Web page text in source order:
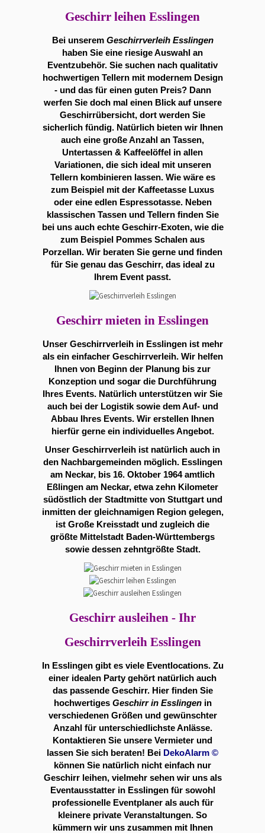
Geschirr leihen Esslingen
Bei unserem Geschirrverleih Esslingen
haben Sie eine riesige Auswahl an
Eventzubehör. Sie suchen nach qualitativ
hochwertigen Tellern mit modernem Design
- und das für einen guten Preis? Dann
werfen Sie doch mal einen Blick auf unsere
Geschirrübersicht, dort werden Sie
sicherlich fündig. Natürlich bieten wir Ihnen
auch eine große Anzahl an Tassen,
Untertassen & Kaffeelöffel in allen
Variationen, die sich ideal mit unseren
Tellern kombinieren lassen. Wie wäre es
zum Beispiel mit der Kaffeetasse Luxus
oder eine edlen Espressotasse. Neben
klassischen Tassen und Tellern finden Sie
bei uns auch echte Geschirr-Exoten, wie die
zum Beispiel Pommes Schalen aus
Porzellan. Wir beraten Sie gerne und finden
für Sie genau das Geschirr, das ideal zu
Ihrem Event passt.
Geschirr mieten in Esslingen
Unser Geschirrverleih in Esslingen ist mehr
als ein einfacher Geschirrverleih. Wir helfen
Ihnen von Beginn der Planung bis zur
Konzeption und sogar die Durchführung
Ihres Events. Natürlich unterstützen wir Sie
auch bei der Logistik sowie dem Auf- und
Abbau Ihres Events. Wir erstellen Ihnen
hierfür gerne ein individuelles Angebot.
Unser Geschirrverleih ist natürlich auch in
den Nachbargemeinden möglich. Esslingen
am Neckar, bis 16. Oktober 1964 amtlich
Eßlingen am Neckar, etwa zehn Kilometer
südöstlich der Stadtmitte von Stuttgart und
inmitten der gleichnamigen Region gelegen,
ist Große Kreisstadt und zugleich die
größte Mittelstadt Baden-Württembergs
sowie dessen zehntgrößte Stadt.
Geschirr ausleihen - Ihr
Geschirrverleih Esslingen
In Esslingen gibt es viele Eventlocations. Zu
einer idealen Party gehört natürlich auch
das passende Geschirr. Hier finden Sie
hochwertiges Geschirr in Esslingenin
verschiedenen Größen und gewünschter
Anzahl für unterschiedlichste Anlässe.
Kontaktieren Sie unsere Vermieter und
lassen Sie sich beraten! Bei DekoAlarm ©
können Sie natürlich nicht einfach nur
Geschirr leihen, vielmehr sehen wir uns als
Eventausstatter in Esslingen für sowohl
professionelle Eventplaner als auch für
kleinere private Veranstaltungen. So
kümmern wir uns zusammen mit Ihnen